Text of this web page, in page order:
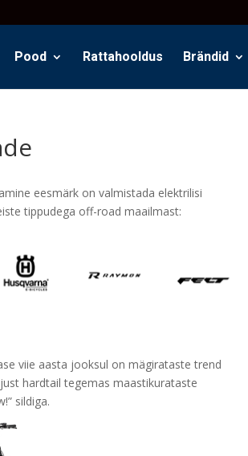
Pood Rattahooldus Brändid
eesmärk on valmistada elektrilisi
tippudega off-road maailmast:
viie aasta jooksul on mägirataste trend
hardtail tegemas maastikurataste
sildiga.